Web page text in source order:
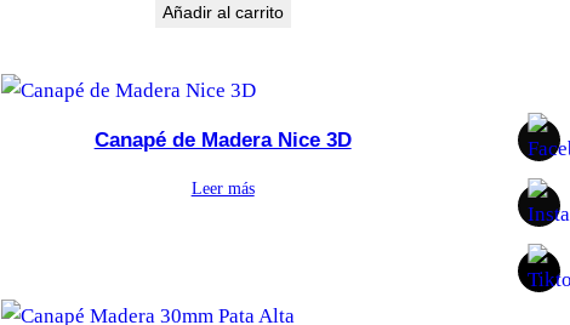
Añadir al carrito
Canapé de Madera Nice 3D
Leer más